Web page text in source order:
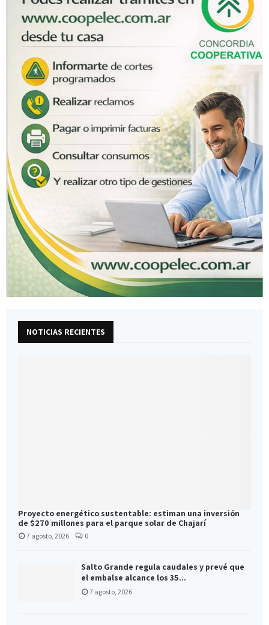
NOTICIAS RECIENTES
Proyecto energético sustentable: estiman una inversión
de $270 millones para el parque solar de Chajarí
7 agosto, 2026 0
Salto Grande regula caudales y prevé que
el embalse alcance los 35...
7 agosto, 2026